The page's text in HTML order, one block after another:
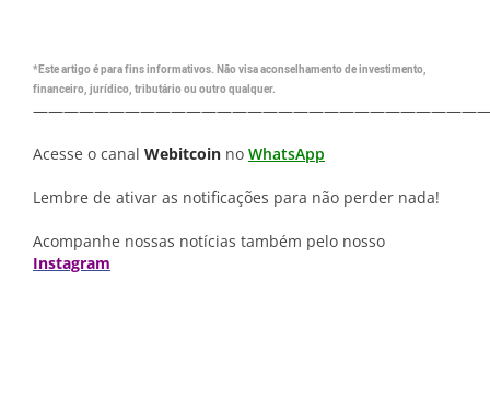
*Este artigo é para fins informativos. Não visa aconselhamento de investimento,
financeiro, jurídico, tributário ou outro qualquer.
Acesse o canal Webitcoin no WhatsApp
Lembre de ativar as notificações para não perder nada!
Acompanhe nossas notícias também pelo nosso
Instagram